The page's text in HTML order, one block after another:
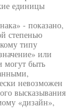
единицы
- показано,
степенью
типу
или
могут быть
невозможен
высказывания
«дизайн»,